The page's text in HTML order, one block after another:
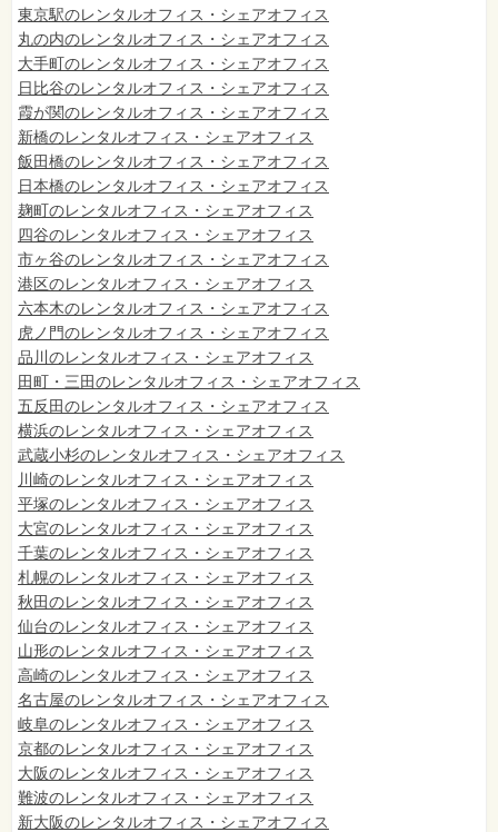
東京駅のレンタルオフィス・シェアオフィス
丸の内のレンタルオフィス・シェアオフィス
大手町のレンタルオフィス・シェアオフィス
日比谷のレンタルオフィス・シェアオフィス
霞が関のレンタルオフィス・シェアオフィス
新橋のレンタルオフィス・シェアオフィス
飯田橋のレンタルオフィス・シェアオフィス
日本橋のレンタルオフィス・シェアオフィス
麹町のレンタルオフィス・シェアオフィス
四谷のレンタルオフィス・シェアオフィス
市ヶ谷のレンタルオフィス・シェアオフィス
港区のレンタルオフィス・シェアオフィス
六本木のレンタルオフィス・シェアオフィス
虎ノ門のレンタルオフィス・シェアオフィス
品川のレンタルオフィス・シェアオフィス
田町・三田のレンタルオフィス・シェアオフィス
五反田のレンタルオフィス・シェアオフィス
横浜のレンタルオフィス・シェアオフィス
武蔵小杉のレンタルオフィス・シェアオフィス
川崎のレンタルオフィス・シェアオフィス
平塚のレンタルオフィス・シェアオフィス
大宮のレンタルオフィス・シェアオフィス
千葉のレンタルオフィス・シェアオフィス
札幌のレンタルオフィス・シェアオフィス
秋田のレンタルオフィス・シェアオフィス
仙台のレンタルオフィス・シェアオフィス
山形のレンタルオフィス・シェアオフィス
高崎のレンタルオフィス・シェアオフィス
名古屋のレンタルオフィス・シェアオフィス
岐阜のレンタルオフィス・シェアオフィス
京都のレンタルオフィス・シェアオフィス
大阪のレンタルオフィス・シェアオフィス
難波のレンタルオフィス・シェアオフィス
新大阪のレンタルオフィス・シェアオフィス